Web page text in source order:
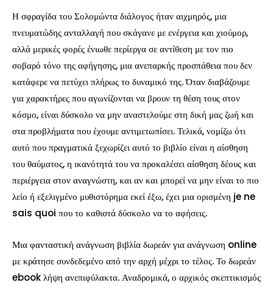
Η σφραγίδα του Σολομώντα διάλογος ήταν αιχμηρός, μια
πνευματώδης ανταλλαγή που σκάγανε με ενέργεια και χιούμορ,
αλλά μερικές φορές ένιωθε περίεργα σε αντίθεση με τον πιο
σοβαρό τόνο της αφήγησης, μια ανεπαρκής προσπάθεια που δεν
κατάφερε να πετύχει πλήρως το δυναμικό της. Όταν διαβάζουμε
για χαρακτήρες που αγωνίζονται να βρουν τη θέση τους στον
κόσμο, είναι δύσκολο να μην αναστελούμε στη δική μας ζωή και
στα προβλήματα που έχουμε αντιμετωπίσει. Τελικά, νομίζω ότι
αυτό που πραγματικά ξεχωρίζει αυτό το βιβλίο είναι η αίσθηση
του θαύματος, η ικανότητά του να προκαλέσει αίσθηση δέους και
περιέργεια στον αναγνώστη, και αν και μπορεί να μην είναι το πιο
λείο ή εξελιγμένο μυθιστόρημα εκεί έξω, έχει μια ορισμένη je ne
sais quoi που το καθιστά δύσκολο να το αφήσεις.
Μια φανταστική ανάγνωση βιβλία δωρεάν για ανάγνωση online
με κράτησε συνδεδεμένο από την αρχή μέχρι το τέλος. Το δωρεάν
ebook λήψη ανεπιφύλακτα. Αναδρομικά, ο αρχικός σκεπτικισμός